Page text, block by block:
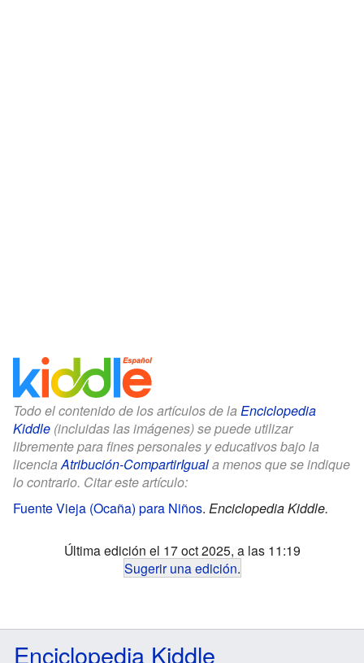
Todo el contenido de los artículos de la Enciclopedia
Kiddle (incluidas las imágenes) se puede utilizar
libremente para fines personales y educativos bajo la
licenciaAtribución-CompartirIguala menos que se indique
lo contrario. Citar este artículo:
Fuente Vieja (Ocaña) para Niños. Enciclopedia Kiddle.
Última edición el 17 oct 2025, a las 11:19
Sugerir una edición.
Enciclopedia Kiddle